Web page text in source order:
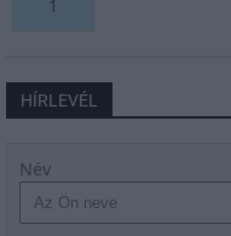
1
HÍRLEVÉL
Név